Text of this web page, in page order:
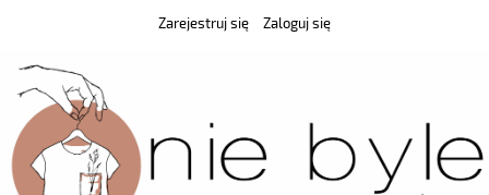
Zarejestruj się Zaloguj się